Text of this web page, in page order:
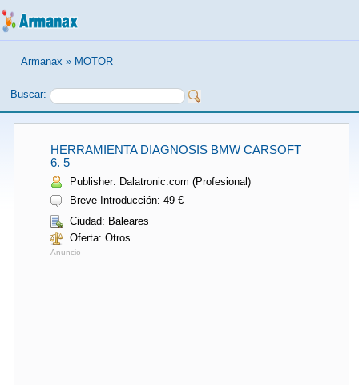
Armanax » MOTOR
Buscar:
HERRAMIENTA DIAGNOSIS BMW CARSOFT
6. 5
Publisher: Dalatronic.com (Profesional)
Breve Introducción: 49 €
Ciudad: Baleares
Oferta: Otros
Anuncio